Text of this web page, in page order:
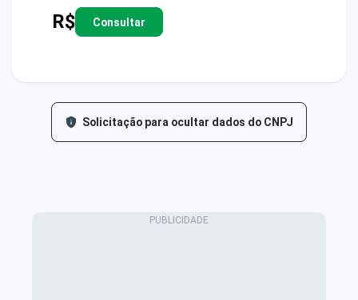
R$ Consultar
Solicitação para ocultar dados do CNPJ